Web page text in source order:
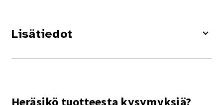
Lisätiedot